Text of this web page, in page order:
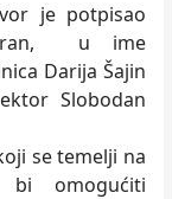
je potpisao
u ime
Darija Šajin
Slobodan
se temelji na
bi omogućiti